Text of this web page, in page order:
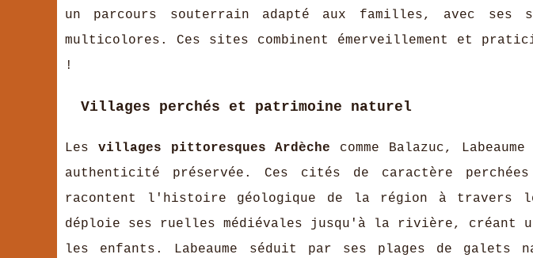
un parcours souterrain adapté aux familles, avec ses
multicolores. Ces sites combinent émerveillement et
!
Villages perchés et patrimoine naturel
Les villages pittoresques Ardèche comme Balazuc,
authenticité préservée. Ces cités de caractère
racontent l'histoire géologique de la région à travers
déploie ses ruelles médiévales jusqu'à la rivière, créant
les enfants. Labeaume séduit par ses plages de